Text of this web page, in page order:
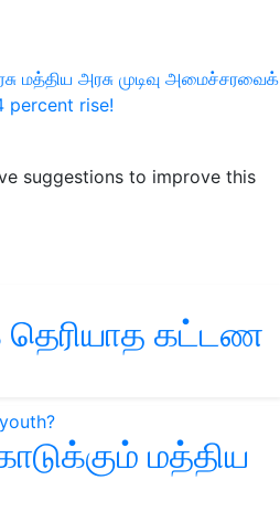
மத்திய அரசு முடிவு அமைச்சரவைக்
percent rise!
suggestions to improve this
தெரியாத கட்டண
மத்திய